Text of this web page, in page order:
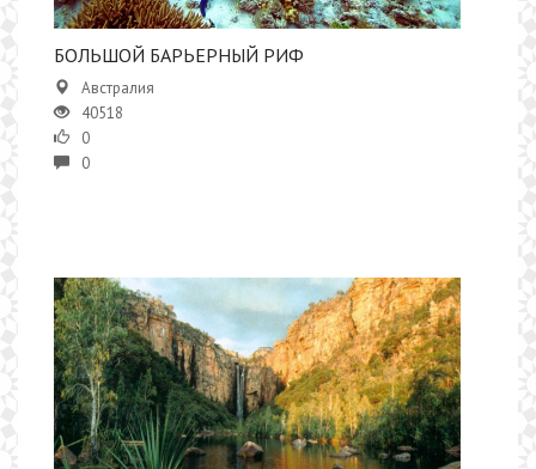
БОЛЬШОЙ БАРЬЕРНЫЙ РИФ
Австралия
40518
0
0